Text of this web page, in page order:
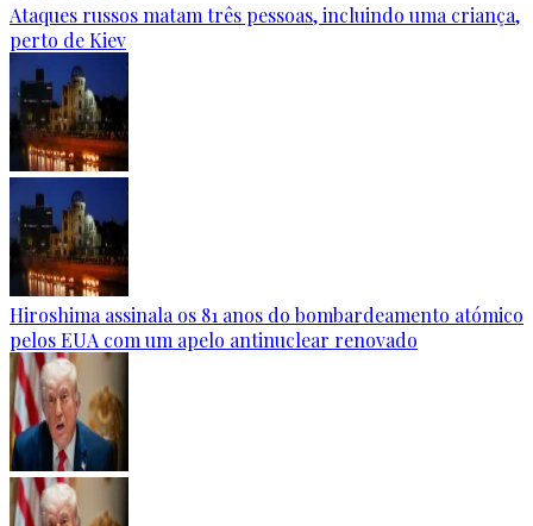
Ataques russos matam três pessoas, incluindo uma criança,
perto de Kiev
Hiroshima assinala os 81 anos do bombardeamento atómico
pelos EUA com um apelo antinuclear renovado